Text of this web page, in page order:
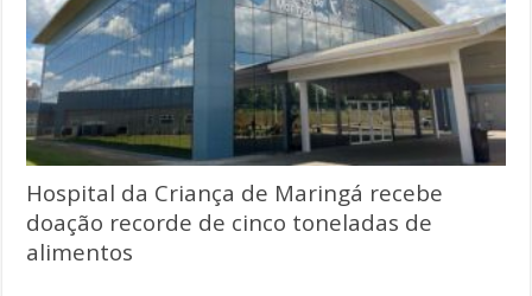
Hospital da Criança de Maringá recebe
doação recorde de cinco toneladas de
alimentos